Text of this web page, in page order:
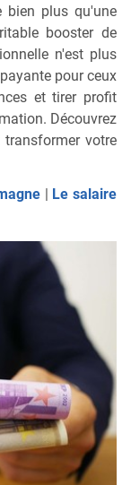
bien plus qu'une
booster de
n'est plus
pour ceux
et tirer profit
Découvrez
votre
Le salaire